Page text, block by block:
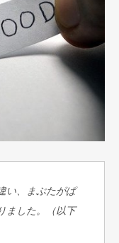
い、まぶたがぱ
ました。（以下